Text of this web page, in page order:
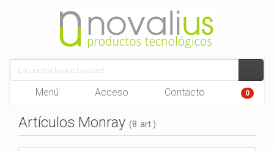
Menú Acceso Contacto 0
Artículos Monray (8 art.)